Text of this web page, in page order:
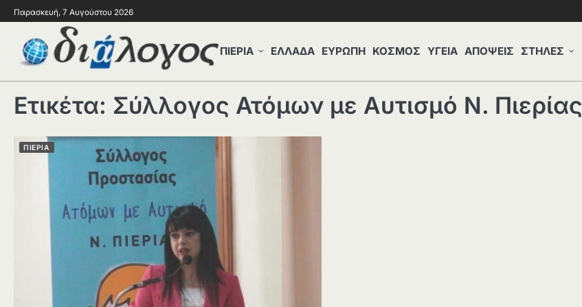
Παρασκευή, 7 Αυγούστου 2026
ΠΙΕΡΙΑ ΕΛΛΑΔΑ ΕΥΡΩΠΗ ΚΟΣΜΟΣ ΥΓΕΙΑ ΑΠΟΨΕΙΣ ΣΤΗΛΕΣ
Ετικέτα: Σύλλογος Ατόμων με Αυτισμό Ν. Πιερίας
ΠΙΕΡΙΑ